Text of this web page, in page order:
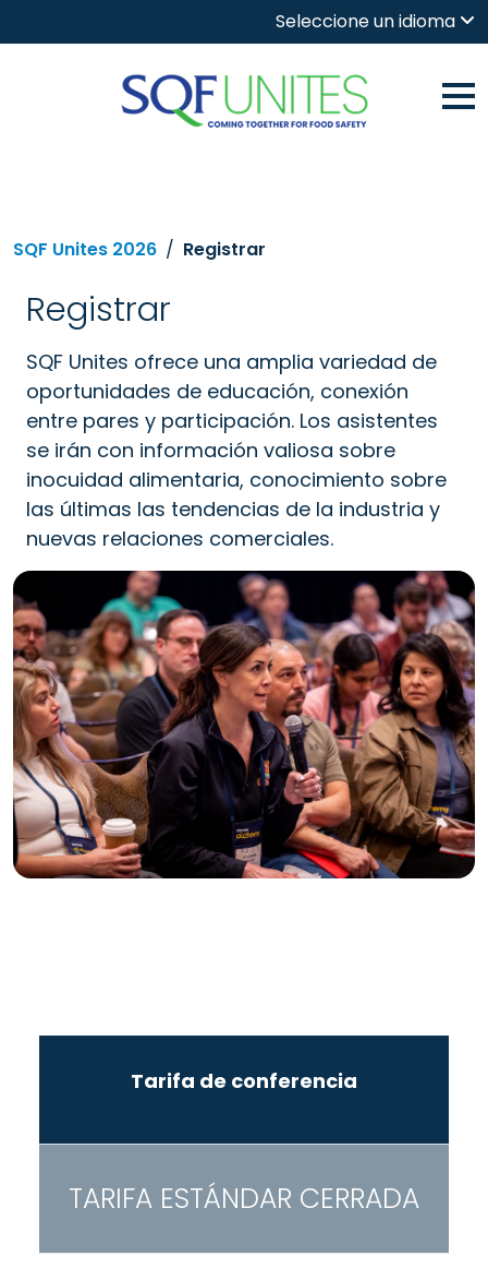
Seleccione un idioma
SQF Unites 2026 Registrar
Registrar
SQF Unites ofrece una amplia variedad de
oportunidades de educación, conexión
entre pares y participación. Los asistentes
se irán con información valiosa sobre
inocuidad alimentaria, conocimiento sobre
las últimas las tendencias de la industria y
nuevas relaciones comerciales.
Tarifa de conferencia
TARIFA ESTÁNDAR CERRADA